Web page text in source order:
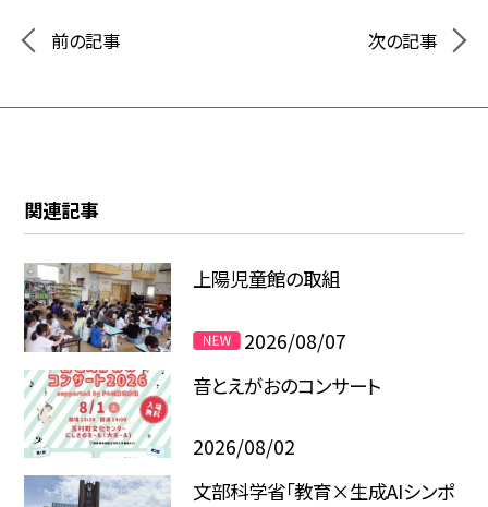
前の記事 次の記事
関連記事
上陽児童館の取組
2026/08/07
音とえがおのコンサート
2026/08/02
文部科学省「教育×生成AIシンポ